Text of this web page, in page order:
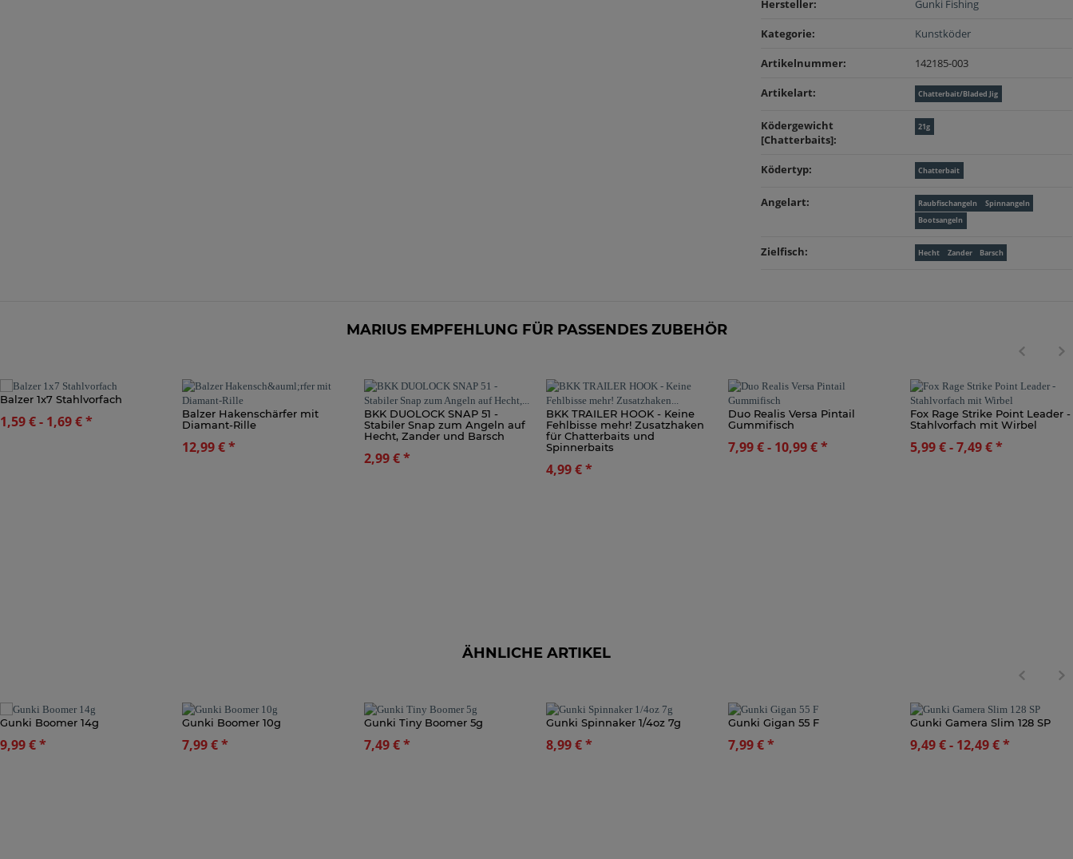
Produkteigenschaft
Wert
Hersteller: Gunki Fishing
Kategorie: Kunstköder
Artikelnummer: 142185-003
Artikelart‍: Chatterbait/Bladed Jig
Ködergewicht
[Chatterbaits]‍:
21g
Ködertyp‍: Chatterbait
Angelart‍: Raubfischangeln
Spinnangeln
Bootsangeln
Zielfisch‍: Hecht Zander Barsch
MARIUS EMPFEHLUNG FÜR PASSENDES ZUBEHÖR
Balzer 1x7 Stahlvorfach
1,59 € - 1,69 €*
Balzer Hakenschärfer mit
Diamant-Rille
12,99 €*
BKK DUOLOCK SNAP 51 -
Stabiler Snap zum Angeln auf
Hecht, Zander und Barsch
2,99 €*
BKK TRAILER HOOK - Keine
Fehlbisse mehr! Zusatzhaken
für Chatterbaits und
Spinnerbaits
4,99 €*
Duo Realis Versa Pintail
Gummifisch
7,99 € - 10,99 €*
Fox Rage Strike Point Leader -
Stahlvorfach mit Wirbel
5,99 € -7,49 €*
ÄHNLICHE ARTIKEL
Gunki Boomer 14g
9,99 €*
Gunki Boomer 10g
7,99 €*
Gunki Tiny Boomer 5g
7,49 €*
Gunki Spinnaker 1/4oz 7g
8,99 €*
Gunki Gigan 55 F
7,99 €*
Gunki Gamera Slim 128 SP
9,49 € - 12,49 €*